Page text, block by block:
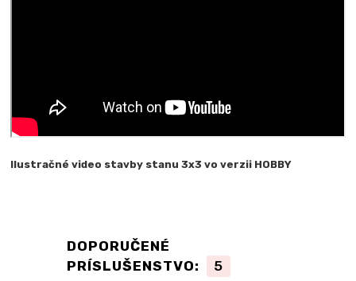
Ilustračné video stavby stanu 3x3 vo verzii HOBBY
DOPORUČENÉ
PRÍSLUŠENSTVO:
5